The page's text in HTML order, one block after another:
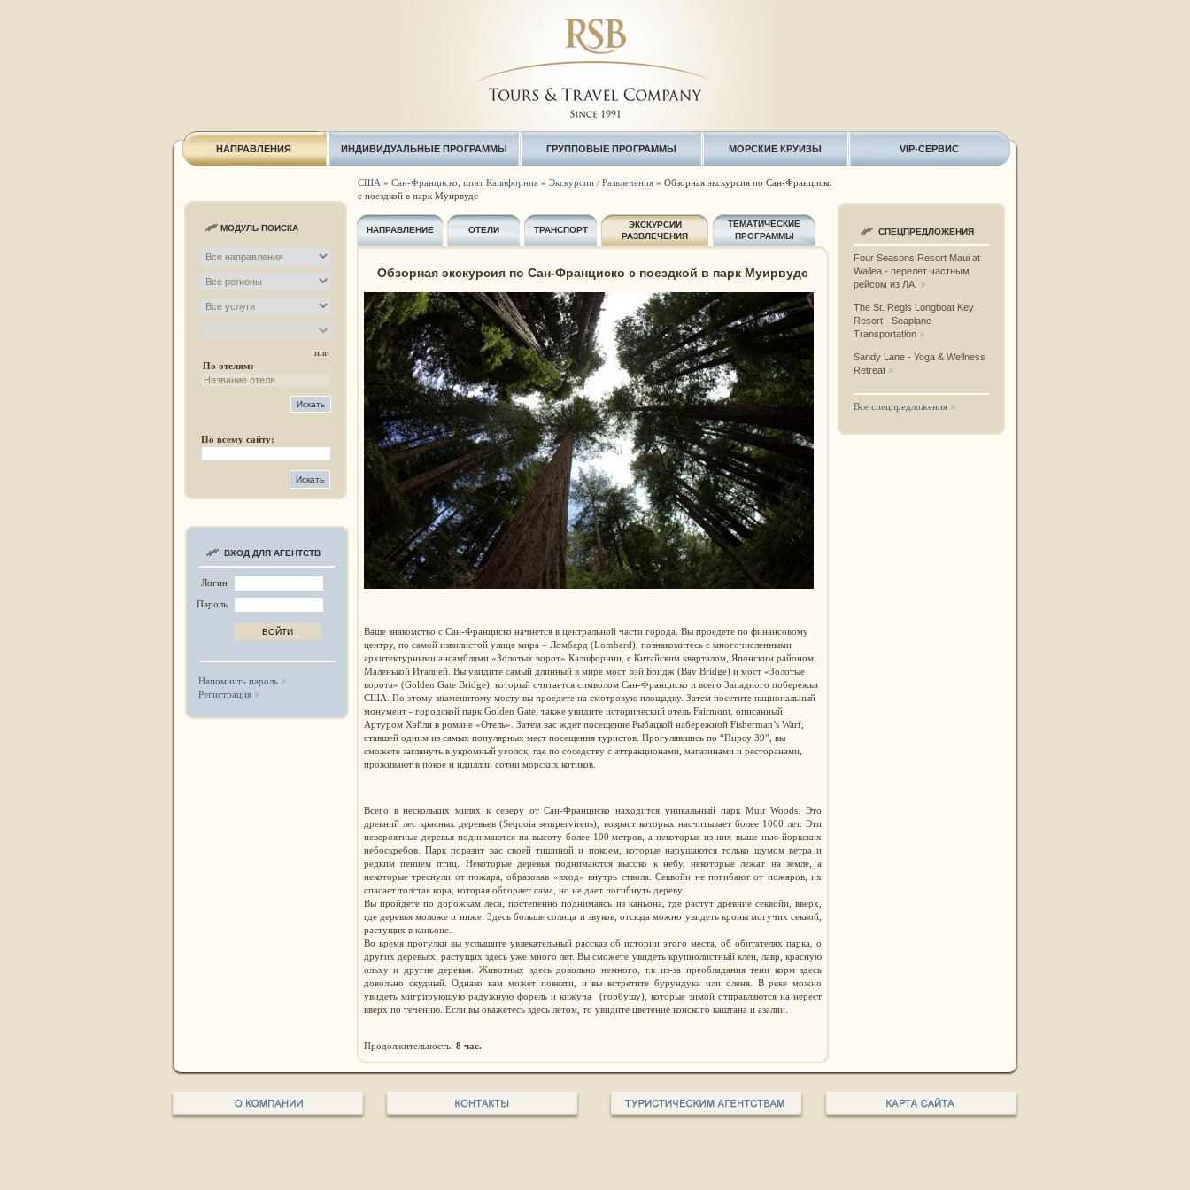
НАПРАВЛЕНИЯ ИНДИВИДУАЛЬНЫЕ ПРОГРАММЫ ГРУППОВЫЕ ПРОГРАММЫ МОРСКИЕ КРУИЗЫ VIP-СЕРВИС
МОДУЛЬ ПОИСКА
или
По отелям:
По всему сайту:
ВХОД ДЛЯ АГЕНТСТВ
Логин
Пароль
Напомнить пароль
Регистрация
США » Сан-Франциско, штат Калифорния» Экскурсии / Развлечения» Обзорная экскурсия по Сан-Франциско
с поездкой в парк Муирвудс
НАПРАВЛЕНИЕ ОТЕЛИ ТРАНСПОРТ
ЭКСКУРСИИ
РАЗВЛЕЧЕНИЯ
ТЕМАТИЧЕСКИЕ
ПРОГРАММЫ
Обзорная экскурсия по Сан-Франциско с поездкой в парк Муирвудс
Ваше знакомство с Сан-Франциско начнется в центральной части города. Вы проедете по финансовому
центру, по самой извилистой улице мира – Ломбард (Lombard), познакомитесь с многочисленными
архитектурными ансамблями «Золотых ворот» Калифорнии, с Китайским кварталом, Японским районом,
Маленькой Италией. Вы увидите самый длинный в мире мост Бэй Бридж (Bay Bridge) и мост «Золотые
ворота» (Golden Gate Bridge), который считается символом Сан-Франциско и всего Западного побережья
США. По этому знаменитому мосту вы проедете на смотровую площадку. Затем посетите национальный
монумент - городской парк Golden Gate, также увидите исторический отель Fairmont, описанный
Артуром Хэйли в романе «Отель». Затем вас ждет посещение Рыбацкой набережной Fisherman’s Warf,
ставшей одним из самых популярных мест посещения туристов. Прогулявшись по “Пирсу 39”, вы
сможете заглянуть в укромный уголок, где по соседству с аттракционами, магазинами и ресторанами,
проживают в покое и идиллии сотни морских котиков.
Всего в нескольких милях к северу от Сан-Франциско находится уникальный парк Muir Woods. Это
древний лес красных деревьев (Sequoia sempervirens), возраст которых насчитывает более 1000 лет. Эти
невероятные деревья поднимаются на высоту более 100 метров, а некоторые из них выше нью-йоркских
небоскребов. Парк поразит вас своей тишиной и покоем, которые нарушаются только шумом ветра и
редким пением птиц. Некоторые деревья поднимаются высоко к небу, некоторые лежат на земле, а
некоторые треснули от пожара, образовав «вход» внутрь ствола. Секвойи не погибают от пожаров, их
спасает толстая кора, которая обгорает сама, но не дает погибнуть дереву.
Вы пройдете по дорожкам леса, постепенно поднимаясь из каньона, где растут древние секвойи, вверх,
где деревья моложе и ниже. Здесь больше солнца и звуков, отсюда можно увидеть кроны могучих секвой,
растущих в каньоне.
Во время прогулки вы услышите увлекательный рассказ об истории этого места, об обитателях парка, о
других деревьях, растущих здесь уже много лет. Вы сможете увидеть крупнолистный клен, лавр, красную
ольху и другие деревья. Животных здесь довольно немного, т.к из-за преобладания тени корм здесь
довольно скудный. Однако вам может повезти, и вы встретите бурундука или оленя. В реке можно
увидеть мигрирующую радужную форель и кижуча (горбушу), которые зимой отправляются на нерест
вверх по течению. Если вы окажетесь здесь летом, то увидите цветение конского каштана и азалии.
Продолжительность: 8 час.
СПЕЦПРЕДЛОЖЕНИЯ
Four Seasons Resort Maui at
Wailea - перелет частным
рейсом из ЛА.
The St. Regis Longboat Key
Resort - Seaplane
Transportation
Sandy Lane - Yoga & Wellness
Retreat
Все спецпредложения